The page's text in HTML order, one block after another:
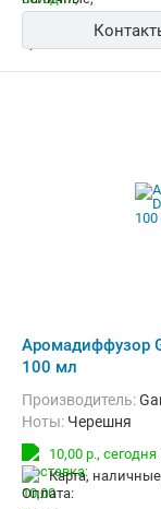
Аромадиффузор
100 мл
Производитель:
Ноты: Черешня
10,00 р., сегодня
карта,